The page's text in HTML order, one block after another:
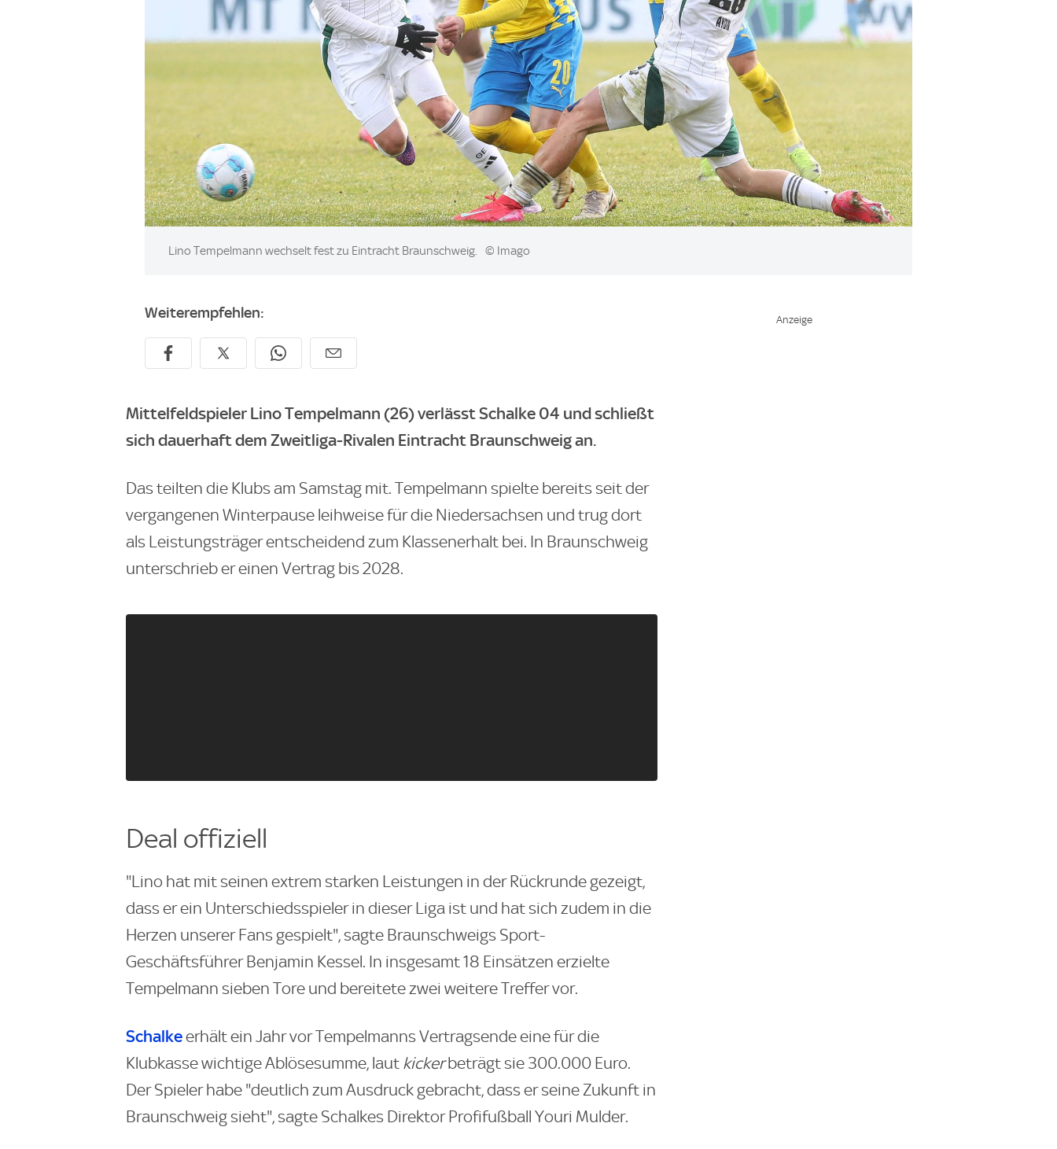
Image:
Lino Tempelmann wechselt fest zu Eintracht Braunschweig. © Imago
Weiterempfehlen:
Mittelfeldspieler Lino Tempelmann (26) verlässt Schalke 04 und schließt
sich dauerhaft dem Zweitliga-Rivalen Eintracht Braunschweig an.
Das teilten die Klubs am Samstag mit. Tempelmann spielte bereits seit der
vergangenen Winterpause leihweise für die Niedersachsen und trug dort
als Leistungsträger entscheidend zum Klassenerhalt bei. In Braunschweig
unterschrieb er einen Vertrag bis 2028.
Deal offiziell
"Lino hat mit seinen extrem starken Leistungen in der Rückrunde gezeigt,
dass er ein Unterschiedsspieler in dieser Liga ist und hat sich zudem in die
Herzen unserer Fans gespielt", sagte Braunschweigs Sport-
Geschäftsführer Benjamin Kessel. In insgesamt 18 Einsätzen erzielte
Tempelmann sieben Tore und bereitete zwei weitere Treffer vor.
Schalkeerhält ein Jahr vor Tempelmanns Vertragsende eine für die
Klubkasse wichtige Ablösesumme, laut kickerbeträgt sie 300.000 Euro.
Der Spieler habe "deutlich zum Ausdruck gebracht, dass er seine Zukunft in
Braunschweig sieht", sagte Schalkes Direktor Profifußball Youri Mulder.